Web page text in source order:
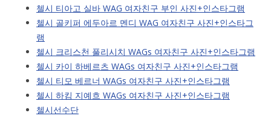
첼시 티아고 실바 WAG 여자친구 부인 사진+인스타그램
첼시 골키퍼 에두아르 멘디 WAG 여자친구 사진+인스타그
램
첼시 크리스천 풀리시치 WAGs 여자친구 사진+인스타그램
첼시 카이 하베르츠 WAGs 여자친구 사진+인스타그램
첼시 티모 베르너 WAGs 여자친구 사진+인스타그램
첼시 하킴 지예흐 WAGs 여자친구 사진+인스타그램
첼시선수단